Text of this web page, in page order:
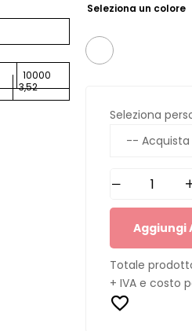
10000
3,52
Seleziona un colore
Seleziona
Aggiungi
Totale
+ IVA e costo